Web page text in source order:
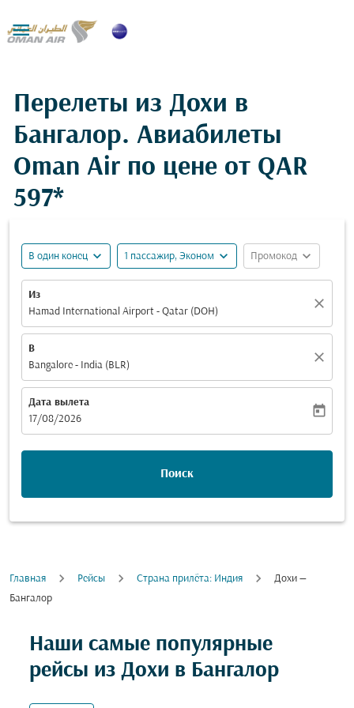

Перелеты из Дохи в
Бангалор. Авиабилеты
Oman Air по цене от QAR
597*
В один конец expand_more 1 пассажир, Эконом expand_more Промокод expand_more
Из
Hamad International Airport - Qatar (DOH)
close
В
Bangalore - India (BLR)
close
Дата вылета
fc-booking-departure-date-aria-label
17/08/2026
today
Поиск
Главная Рейсы Cтрана прилёта: Индия
Дохи —
Бангалор
Наши самые популярные
рейсы из Дохи в Бангалор